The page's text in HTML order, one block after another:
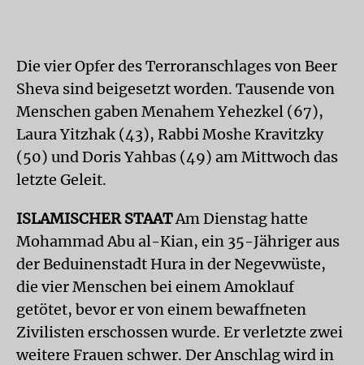
Die vier Opfer des Terroranschlages von Beer
Sheva sind beigesetzt worden. Tausende von
Menschen gaben Menahem Yehezkel (67),
Laura Yitzhak (43), Rabbi Moshe Kravitzky
(50) und Doris Yahbas (49) am Mittwoch das
letzte Geleit.
ISLAMISCHER STAATAm Dienstag hatte
Mohammad Abu al-Kian, ein 35-Jähriger aus
der Beduinenstadt Hura in der Negevwüste,
die vier Menschen bei einem Amoklauf
getötet, bevor er von einem bewaffneten
Zivilisten erschossen wurde. Er verletzte zwei
weitere Frauen schwer. Der Anschlag wird in